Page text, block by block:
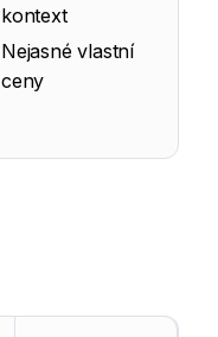
kontext
Nejasné vlastní
ceny